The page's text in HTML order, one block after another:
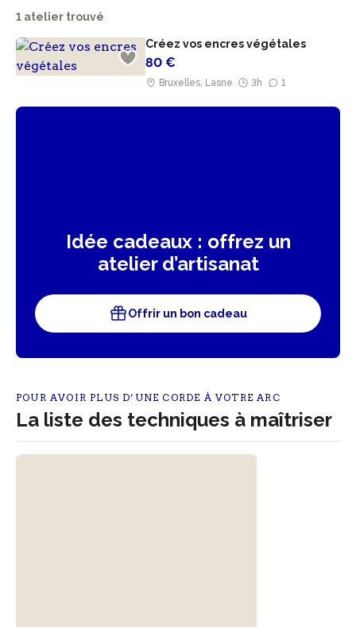
Nombre de personnes
Accessible PMR Réinitialiser les filtres
1 atelier trouvé
Créez vos encres végétales
80 €
Bruxelles, Lasne 3h 1
Idée cadeaux : offrez un
atelier d’artisanat
Offrir un bon cadeau
POUR AVOIR PLUS D’UNE CORDE À VOTRE ARC
La liste des techniques à maîtriser